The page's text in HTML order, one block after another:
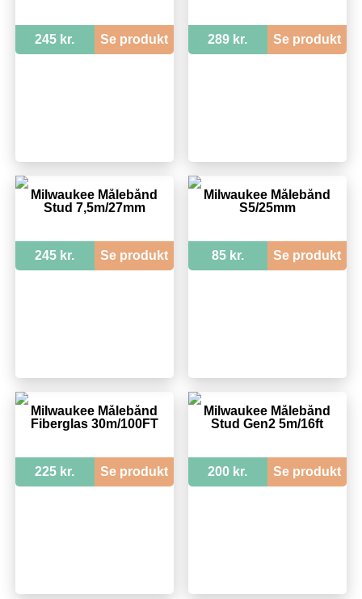
245 kr. Se produkt 289 kr. Se produkt
Milwaukee Målebånd
Stud 7,5m/27mm
245 kr. Se produkt
Milwaukee Målebånd
S5/25mm
85 kr. Se produkt
Milwaukee Målebånd
Fiberglas 30m/100FT
225 kr. Se produkt
Milwaukee Målebånd
Stud Gen2 5m/16ft
200 kr. Se produkt